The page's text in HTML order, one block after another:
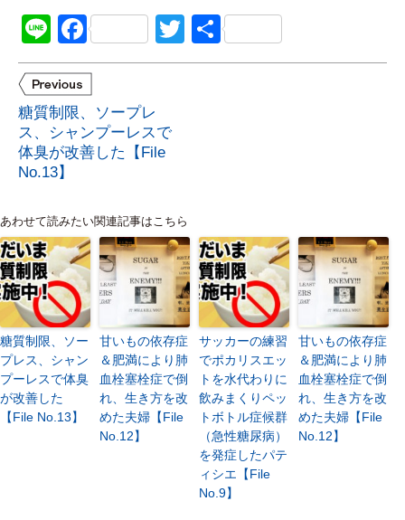
LineFacebookTwitter
共
有
糖質制限、ソープレ
ス、シャンプーレスで
体臭が改善した【File
No.13】
あわせて読みたい関連記事はこちら
糖質制限、ソー
プレス、シャン
プーレスで体臭
が改善した
【File No.13】
甘いもの依存症
＆肥満により肺
血栓塞栓症で倒
れ、生き方を改
めた夫婦【File
No.12】
サッカーの練習
でポカリスエッ
トを水代わりに
飲みまくりペッ
トボトル症候群
（急性糖尿病）
を発症したパテ
ィシエ【File
No.9】
甘いもの依存症
＆肥満により肺
血栓塞栓症で倒
れ、生き方を改
めた夫婦【File
No.12】